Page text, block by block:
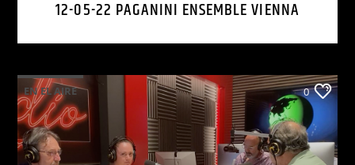
12-05-22 PAGANINI ENSEMBLE VIENNA
EN EL AIRE 0